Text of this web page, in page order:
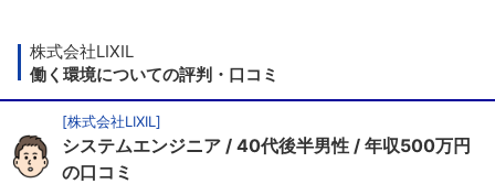
株式会社LIXIL
働く環境についての評判・口コミ
[株式会社LIXIL ]
システムエンジニア 40代後半男性
年収500万円
の口コミ